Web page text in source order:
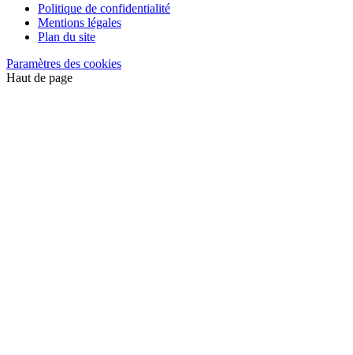
Politique de confidentialité
Mentions légales
Plan du site
Paramètres des cookies
Haut de page